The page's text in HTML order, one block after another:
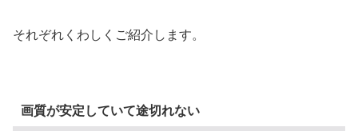
それぞれくわしくご紹介します。
画質が安定していて途切れない